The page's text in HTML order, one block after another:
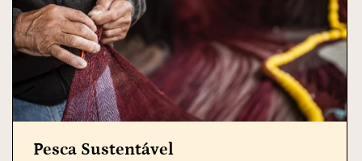
Pesca Sustentável